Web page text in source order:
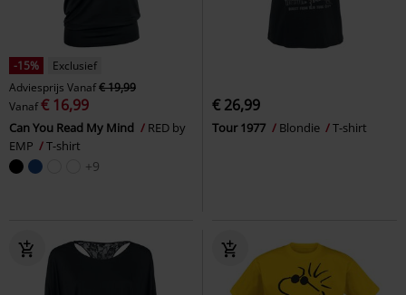
-15%
Exclusief
Adviesprijs Vanaf€ 19,99
Vanaf€ 16,99
Can You Read My Mind
RED by
EMP
T-shirt
+9
€ 26,99
Tour 1977 Blondie T-shirt